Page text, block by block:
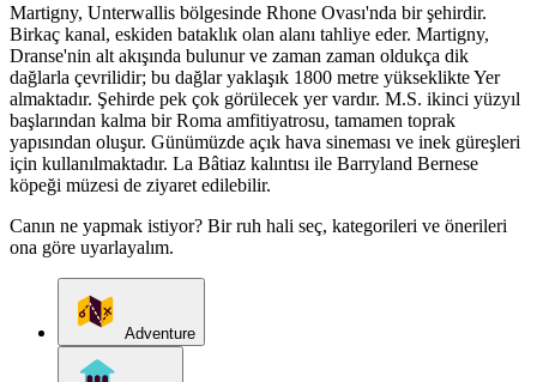
Martigny, Unterwallis bölgesinde Rhone Ovası'nda bir şehirdir.
Birkaç kanal, eskiden bataklık olan alanı tahliye eder. Martigny,
Dranse'nin alt akışında bulunur ve zaman zaman oldukça dik
dağlarla çevrilidir; bu dağlar yaklaşık 1800 metre yükseklikte Yer
almaktadır. Şehirde pek çok görülecek yer vardır. M.S. ikinci yüzyıl
başlarından kalma bir Roma amfitiyatrosu, tamamen toprak
yapısından oluşur. Günümüzde açık hava sineması ve inek güreşleri
için kullanılmaktadır. La Bâtiaz kalıntısı ile Barryland Bernese
köpeği müzesi de ziyaret edilebilir.
Canın ne yapmak istiyor? Bir ruh hali seç, kategorileri ve önerileri
ona göre uyarlayalım.
Adventure